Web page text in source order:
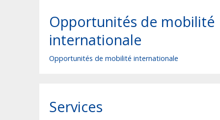
Opportunités de mobilité
internationale
Opportunités de mobilité internationale
Services